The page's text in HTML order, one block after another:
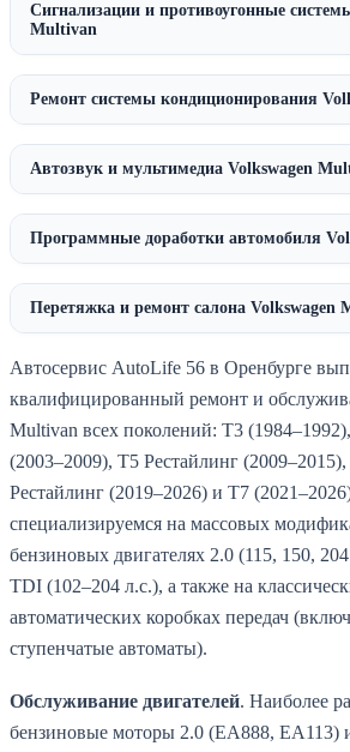
Сигнализации и противоугонные
Multivan
Ремонт системы кондиционирования
Автозвук и мультимедиа Volkswagen
Программные доработки автомобиля
Перетяжка и ремонт салона Volkswagen
Автосервис AutoLife 56 в Оренбурге
квалифицированный ремонт и
Multivan всех поколений: T3
(2003–2009), T5 Рестайлинг
Рестайлинг (2019–2026) и T7
специализируемся на массовых
бензиновых двигателях 2.0 (115, 150,
TDI (102–204 л.с.), а также на
автоматических коробках передач
ступенчатые автоматы).
Обслуживание двигателей. Наиболее
бензиновые моторы 2.0 (EA888, EA113)